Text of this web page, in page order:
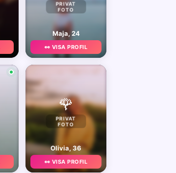
PRIVAT
FOTO
Maja, 24
👀 VISA PROFIL
🌹
PRIVAT
FOTO
Olivia, 36
👀 VISA PROFIL